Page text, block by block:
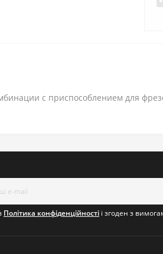
с приспособлением для
Політика конфіденційності і згоден з